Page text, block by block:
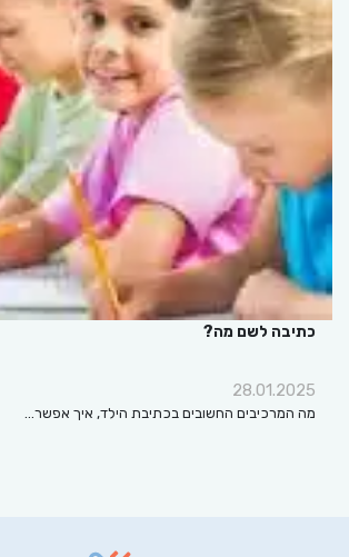
כתיבה לשם מה?
28.01.2025
מה המרכיבים החשובים בכתיבת הילד, איך אפשר…